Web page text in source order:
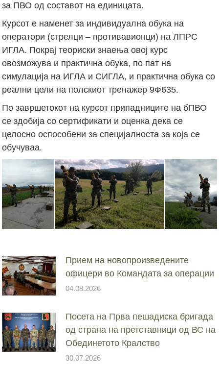
за ПВО од составот на единицата.
Курсот е наменет за индивидуална обука на
оператори (стрелци – противавионци) на ЛПРС
ИГЛА. Покрај теориски знаења овој курс
овозможува и практична обука, по пат на
симулација на ИГЛА и СИГЛА, и практична обука со
реални цели на полскиот тренажер 9Ф635.
По завршетокот на курсот припадниците на бПВО
се здобија со сертификати и оценка дека се
целосно оспособени за специјалноста за која се
обучуваа.
Прием на новопроизведените
офицери во Командата за операции
04.08.2026
Посета на Прва пешадиска бригада
од страна на претставници од ВС на
Обединетото Кралство
30.07.2026